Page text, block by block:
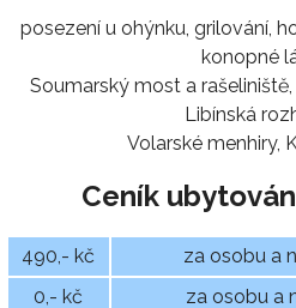
posezení u ohýnku, grilování,
konopné
Soumarský most a
Libínská
Volarské menhiry,
Ceník
490,- kč
za osobu a
0,- kč
za osobu a